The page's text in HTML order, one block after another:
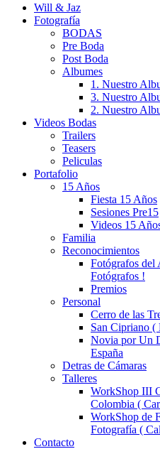
Will & Jaz
Fotografía
BODAS
Pre Boda
Post Boda
Albumes
1. Nuestro
3. Nuestro
2. Nuestro
Videos Bodas
Trailers
Teasers
Peliculas
Portafolio
15 Años
Fiesta 15 Años
Sesiones Pre15
Videos 15
Familia
Reconocimientos
Fotógrafos
Fotógrafos !
Premios
Personal
Cerro de las
San Cipriano (
Novia por Un
España
Detras de Cámaras
Talleres
WorkShop III
Colombia (
WorkShop de
Fotografía (
Contacto